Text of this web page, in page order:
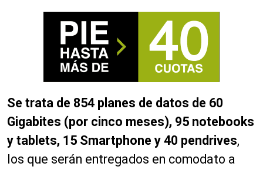
Se trata de 854 planes de datos de 60
Gigabites (por cinco meses), 95 notebooks
y tablets, 15 Smartphone y 40 pendrives,
los que serán entregados en comodato a